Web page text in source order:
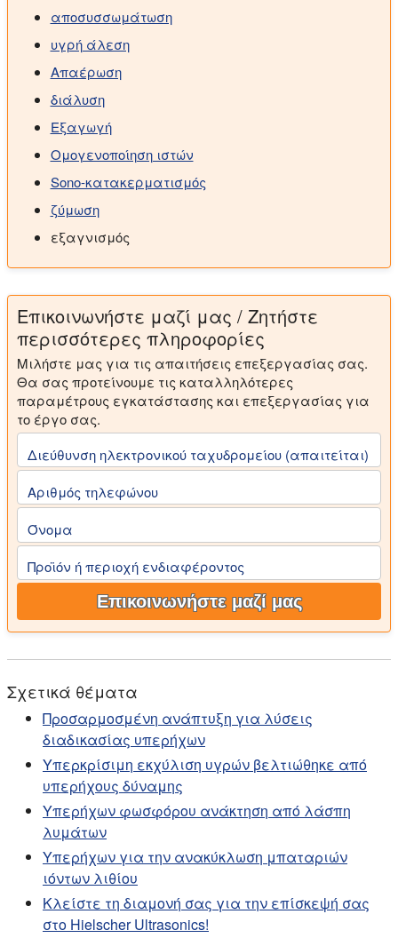
αποσυσσωμάτωση
υγρή άλεση
Απαέρωση
διάλυση
Εξαγωγή
Ομογενοποίηση ιστών
Sono-κατακερματισμός
ζύμωση
εξαγνισμός
Επικοινωνήστε μαζί μας / Ζητήστε
περισσότερες πληροφορίες
Μιλήστε μας για τις απαιτήσεις επεξεργασίας σας.
Θα σας προτείνουμε τις καταλληλότερες
παραμέτρους εγκατάστασης και επεξεργασίας για
το έργο σας.
Διεύθυνση ηλεκτρονικού ταχυδρομείου (απαιτείται)
Αριθμός τηλεφώνου
Όνομα
Προϊόν ή περιοχή ενδιαφέροντος
Επικοινωνήστε μαζί μας
Σχετικά θέματα
Προσαρμοσμένη ανάπτυξη για λύσεις
διαδικασίας υπερήχων
Υπερκρίσιμη εκχύλιση υγρών βελτιώθηκε από
υπερήχους δύναμης
Υπερήχων φωσφόρου ανάκτηση από λάσπη
λυμάτων
Υπερήχων για την ανακύκλωση μπαταριών
ιόντων λιθίου
Κλείστε τη διαμονή σας για την επίσκεψή σας
στο Hielscher Ultrasonics!